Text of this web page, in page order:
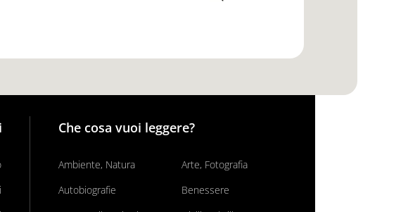
Che cosa vuoi leggere?
Ambiente, Natura
Arte, Fotografia
Autobiografie
Benessere